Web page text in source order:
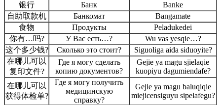
银行
Банк
Banke
自助取款机
Банкомат
Bangamate
食物
Продукты
Peladukedei
你有…吗?
У Вас есть…?
Wu vas yesqie…?
这个多少钱?
Сколько это стоит?
Siguoliga aida siduoyite?
在哪儿可以
复印文件?
Где я могу сделать
копию документов?
Gejie ya magu sjielaqie
kuopiyu dagumiendafe?
在哪儿可以
获得体检单?
Где я могу получить
медицинскую
справку?
Gejie ya magu baluqiqie
miejicensiguyu sipelafegu?